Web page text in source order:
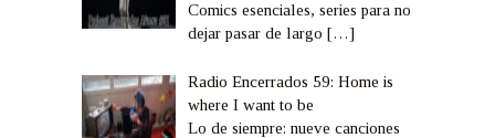
Comics esenciales, series para no
dejar pasar de largo[…]
Radio Encerrados 59: Home is
where I want to be
Lo de siempre: nueve canciones